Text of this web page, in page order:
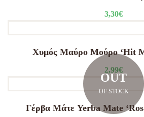
3,30€
Χυμός Μαύρο Μούρο ‘Hit
2,99€
OUT
OF STOCK
Γέρβα Μάτε Yerba Mate